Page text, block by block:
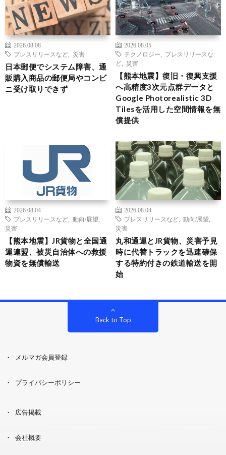
2026.08.08
プレスリリースなど
災害
日本郵便でシステム障害、通
販購入商品の郵便局やコンビ
ニ受け取りできず
2026.08.05
テクノロジー
プレスリリースな
ど
災害
【熊本地震】復旧・復興支援
へ高精度3次元点群データと
Google Photorealistic 3D
Tilesを活用した空間情報を無
償提供
2026.08.04
プレスリリースなど
動向/展望
災害
【熊本地震】JR貨物と全国通
運連盟、被災自治体への救援
物資を無償輸送
2026.08.04
プレスリリースなど
動向/展望
災害
丸和通運とJR貨物、災害予見
時に代替トラックを迅速確保
する特約付きの鉄道輸送を開
始
Back to Top
メルマガ会員登録
プライバシーポリシー
広告掲載
会社概要